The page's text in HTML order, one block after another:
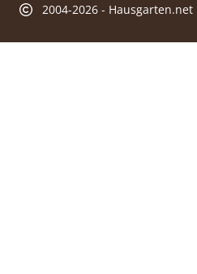
2004-2026 - Hausgarten.net